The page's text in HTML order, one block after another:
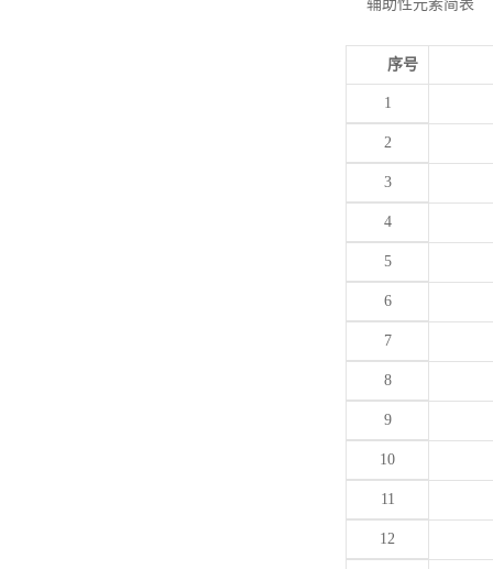
辅助性元素简表
序号
1
2
3
4
5
6
7
8
9
10
11
12